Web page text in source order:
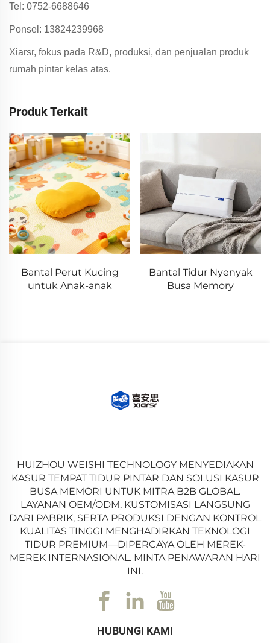
Tel: 0752-6688646
Ponsel: 13824239968
Xiarsr, fokus pada R&D, produksi, dan penjualan produk
rumah pintar kelas atas.
Produk Terkait
Bantal Tidur Nyenyak
Busa Memory
Matras Teknologi Tinggi
3D AirSleep™ yang
HUIZHOU WEISHI TECHNOLOGY MENYEDIAKAN
KASUR TEMPAT TIDUR PINTAR DAN SOLUSI KASUR
BUSA MEMORI UNTUK MITRA B2B GLOBAL.
LAYANAN OEM/ODM, KUSTOMISASI LANGSUNG
DARI PABRIK, SERTA PRODUKSI DENGAN KONTROL
KUALITAS TINGGI MENGHADIRKAN TEKNOLOGI
TIDUR PREMIUM—DIPERCAYA OLEH MEREK-
MEREK INTERNASIONAL. MINTA PENAWARAN HARI
INI.
HUBUNGI KAMI